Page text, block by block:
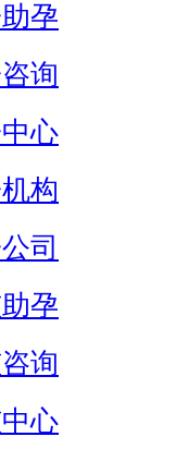
孕
询
心
构
司
孕
询
心